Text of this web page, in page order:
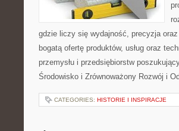
gdzie liczy się wydajność, precyzja
bogatą ofertę produktów, usług oraz
przemysłu i przedsiębiorstw
Środowisko i Zrównoważony Rozwój i
CATEGORIES: HISTORIE I INSPIRACJE